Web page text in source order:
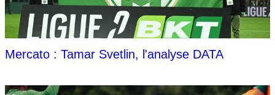
Mercato : Tamar Svetlin, l'analyse DATA